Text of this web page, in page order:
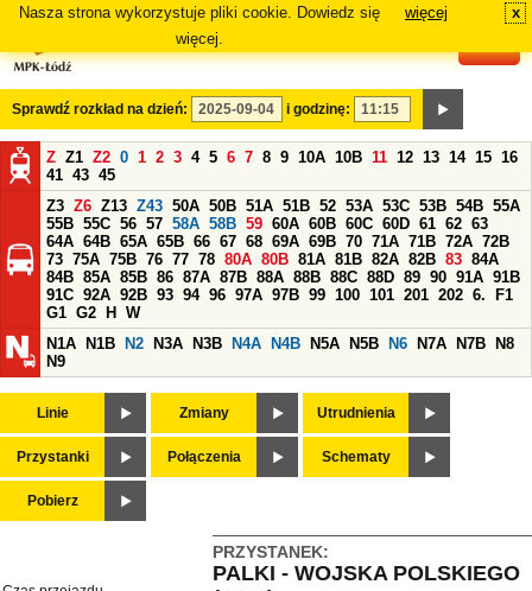
Nasza strona wykorzystuje pliki cookie. Dowiedz się
więcej.
więcej x
Sprawdź rozkład na dzień: i godzinę:
Z Z1 Z2 0 1 2 3 4 5 6 7 8 9 10A 10B 11 12 13 14 15 16
41 43 45
Z3 Z6 Z13 Z43 50A 50B 51A 51B 52 53A 53C 53B 54B 55A
55B 55C 56 57 58A 58B 59 60A 60B 60C 60D 61 62 63
64A 64B 65A 65B 66 67 68 69A 69B 70 71A 71B 72A 72B
73 75A 75B 76 77 78 80A 80B 81A 81B 82A 82B 83 84A
84B 85A 85B 86 87A 87B 88A 88B 88C 88D 89 90 91A 91B
91C 92A 92B 93 94 96 97A 97B 99 100 101 201 202 6.
F1
G1 G2 H
W
N1A
N1B N2 N3A N3B N4A N4B N5A N5B N6 N7A N7B
N8
N9
Linie Zmiany Utrudnienia
Przystanki Połączenia Schematy
Pobierz
PRZYSTANEK:
PALKI - WOJSKA POLSKIEGO